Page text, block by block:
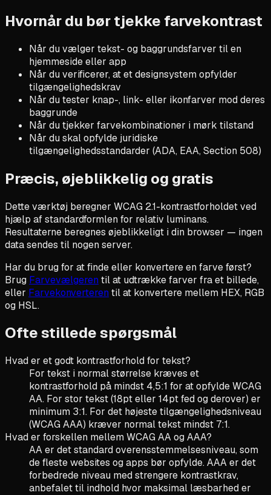
Hvornår du bør tjekke farvekontrast
Når du vælger tekst- og baggrundsfarver til en
hjemmeside eller app
Når du verificerer, at et designsystem opfylder
tilgængelighedskrav
Når du tester knap-, link- eller ikonfarver mod deres
baggrunde
Når du tjekker farvekombinationer i mørk tilstand
Når du skal opfylde juridiske
tilgængelighedsstandarder (ADA, EAA, Section 508)
Præcis, øjeblikkelig og gratis
Dette værktøj beregner WCAG 2.1-kontrastforholdet ved
hjælp af standardformlen for relativ luminans.
Resultaterne beregnes øjeblikkeligt i din browser — ingen
data sendes til nogen server.
Har du brug for at finde eller konvertere en farve først?
Brug Farvevælgerentil at udtrække farver fra et billede,
eller Farvekonverterentil at konvertere mellem HEX, RGB
og HSL.
Ofte stillede spørgsmål
Hvad er et godt kontrastforhold for tekst?
For tekst i normal størrelse kræves et
kontrastforhold på mindst 4,5:1 for at opfylde WCAG
AA. For stor tekst (18pt eller 14pt fed og derover) er
minimum 3:1. For det højeste tilgængelighedsniveau
(WCAG AAA) kræver normal tekst mindst 7:1.
Hvad er forskellen mellem WCAG AA og AAA?
AA er det standard overensstemmelsesniveau, som
de fleste websites og apps bør opfylde. AAA er det
forbedrede niveau med strengere kontrastkrav,
anbefalet til indhold hvor maksimal læsbarhed er